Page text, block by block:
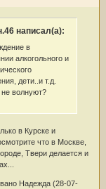
написал(а):
в
алкогольного и
дети..и т.д.
не волнуют?
в Курске и
что в Москве,
Твери делается и
Надежда (28-07-